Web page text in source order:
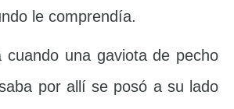
le comprendía.
cuando una gaviota de pecho
por allí se posó a su lado